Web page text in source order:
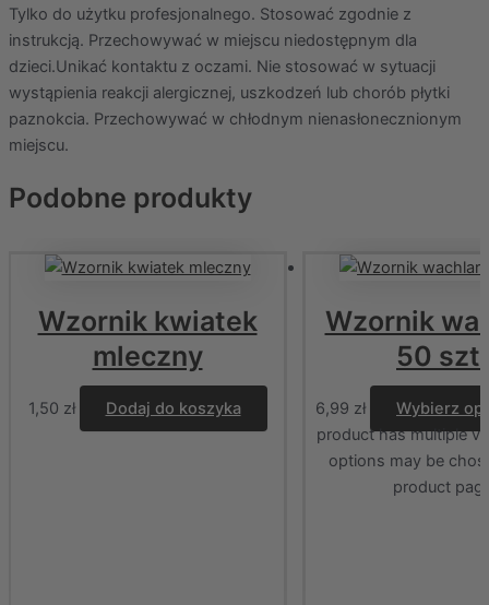
Tylko do użytku profesjonalnego. Stosować zgodnie z
instrukcją. Przechowywać w miejscu niedostępnym dla
dzieci.Unikać kontaktu z oczami. Nie stosować w sytuacji
wystąpienia reakcji alergicznej, uszkodzeń lub chorób płytki
paznokcia. Przechowywać w chłodnym nienasłonecznionym
miejscu.
Podobne produkty
Wzornik kwiatek
mleczny
1,50 zł Dodaj do koszyka
Wzornik
50 szt.
6,99 zł
Wybierz
product has multiple
options may be
product